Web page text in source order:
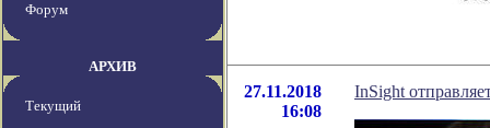
Форум
АРХИВ
Текущий
27.11.2018
16:08
InSight